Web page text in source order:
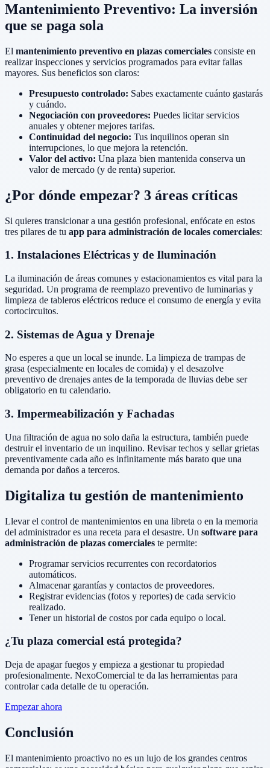
Mantenimiento Preventivo: La inversión
que se paga sola
El mantenimiento preventivo en plazas comerciales consiste en
realizar inspecciones y servicios programados para evitar fallas
mayores. Sus beneficios son claros:
Presupuesto controlado: Sabes exactamente cuánto gastarás
y cuándo.
Negociación con proveedores: Puedes licitar servicios
anuales y obtener mejores tarifas.
Continuidad del negocio: Tus inquilinos operan sin
interrupciones, lo que mejora la retención.
Valor del activo: Una plaza bien mantenida conserva un
valor de mercado (y de renta) superior.
¿Por dónde empezar? 3 áreas críticas
Si quieres transicionar a una gestión profesional, enfócate en estos
tres pilares de tu app para administración de locales comerciales:
1. Instalaciones Eléctricas y de Iluminación
La iluminación de áreas comunes y estacionamientos es vital para la
seguridad. Un programa de reemplazo preventivo de luminarias y
limpieza de tableros eléctricos reduce el consumo de energía y evita
cortocircuitos.
2. Sistemas de Agua y Drenaje
No esperes a que un local se inunde. La limpieza de trampas de
grasa (especialmente en locales de comida) y el desazolve
preventivo de drenajes antes de la temporada de lluvias debe ser
obligatorio en tu calendario.
3. Impermeabilización y Fachadas
Una filtración de agua no solo daña la estructura, también puede
destruir el inventario de un inquilino. Revisar techos y sellar grietas
preventivamente cada año es infinitamente más barato que una
demanda por daños a terceros.
Digitaliza tu gestión de mantenimiento
Llevar el control de mantenimientos en una libreta o en la memoria
del administrador es una receta para el desastre. Un software para
administración de plazas comerciales te permite:
Programar servicios recurrentes con recordatorios
automáticos.
Almacenar garantías y contactos de proveedores.
Registrar evidencias (fotos y reportes) de cada servicio
realizado.
Tener un historial de costos por cada equipo o local.
¿Tu plaza comercial está protegida?
Deja de apagar fuegos y empieza a gestionar tu propiedad
profesionalmente. NexoComercial te da las herramientas para
controlar cada detalle de tu operación.
Empezar ahora
Conclusión
El mantenimiento proactivo no es un lujo de los grandes centros